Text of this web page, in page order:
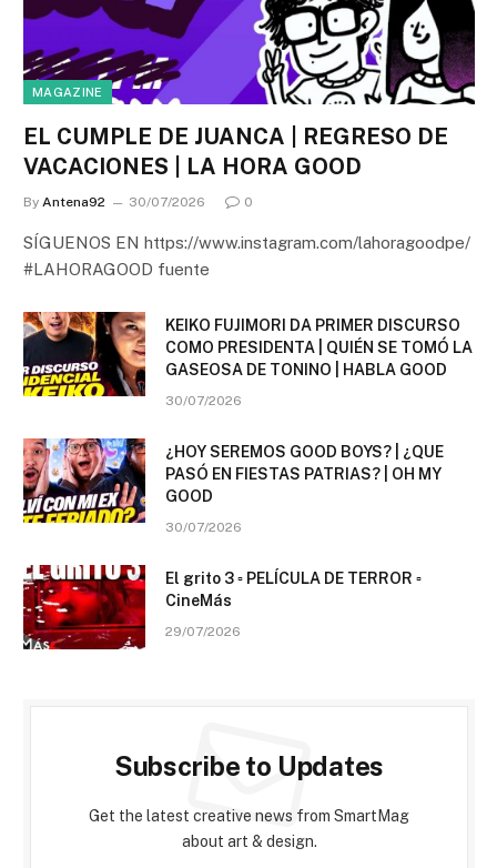
MAGAZINE
EL CUMPLE DE JUANCA | REGRESO DE
VACACIONES | LA HORA GOOD
By Antena92 30/07/2026 0
SÍGUENOS EN https://www.instagram.com/lahoragoodpe/
#LAHORAGOOD fuente
KEIKO FUJIMORI DA PRIMER DISCURSO
COMO PRESIDENTA | QUIÉN SE TOMÓ LA
GASEOSA DE TONINO | HABLA GOOD
30/07/2026
¿HOY SEREMOS GOOD BOYS? | ¿QUE
PASÓ EN FIESTAS PATRIAS? | OH MY
GOOD
30/07/2026
El grito 3 ▫️ PELÍCULA DE TERROR ▫️
CineMás
29/07/2026
Subscribe to Updates
Get the latest creative news from SmartMag
about art & design.